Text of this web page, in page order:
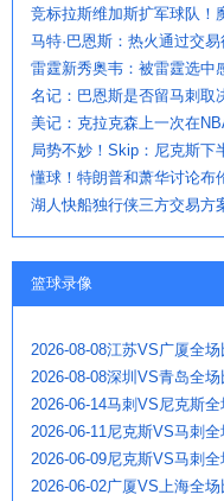
竞标拉斯维加斯扩军球队！
马特·巴恩斯：热火通过交
雷霆新秀奥韦：被雷霆选中
名记：巴恩斯是否留马刺取
美记：克拉克森上一次在
局势不妙！Skip：尼克斯下
懂球！特朗普和萧华讨论布
湖人快船独行侠三方交易方
篮球录像
2026-08-08江苏VS广厦全
2026-08-08深圳VS青岛全
2026-06-14马刺VS尼克斯
2026-06-11尼克斯VS马刺
2026-06-09尼克斯VS马刺
2026-06-02广厦VS上海全